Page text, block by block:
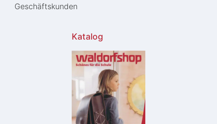
Geschäftskunden
Katalog